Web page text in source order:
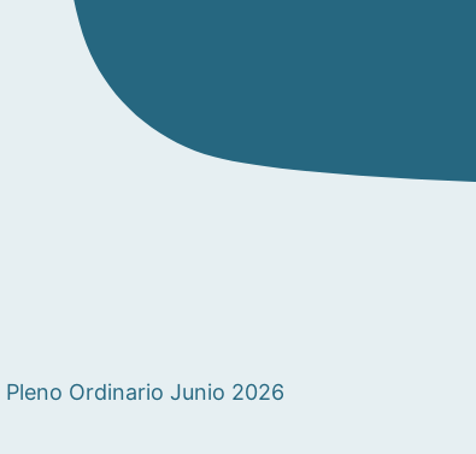
Pleno Ordinario Junio 2026